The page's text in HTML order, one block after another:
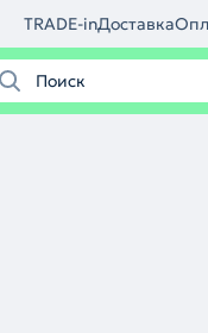
TRADE-inДоставка